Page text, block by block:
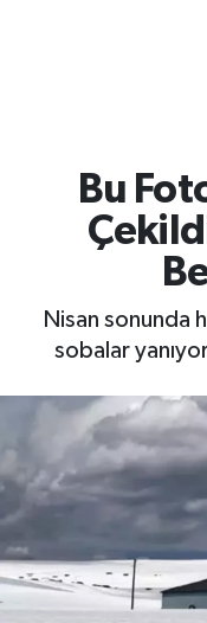
Bu
Nisan sonunda
sobalar